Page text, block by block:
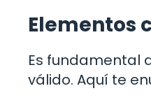
Elementos
Es fundamental
válido. Aquí te